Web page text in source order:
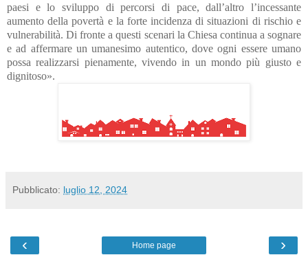
paesi e lo sviluppo di percorsi di pace, dall’altro l’incessante
aumento della povertà e la forte incidenza di situazioni di rischio e
vulnerabilità. Di fronte a questi scenari la Chiesa continua a sognare
e ad affermare un umanesimo autentico, dove ogni essere umano
possa realizzarsi pienamente, vivendo in un mondo più giusto e
dignitoso».
Pubblicato: luglio 12, 2024
‹ ›
Home page